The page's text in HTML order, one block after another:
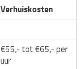
Verhuiskosten
€55,- tot €65,- per
uur